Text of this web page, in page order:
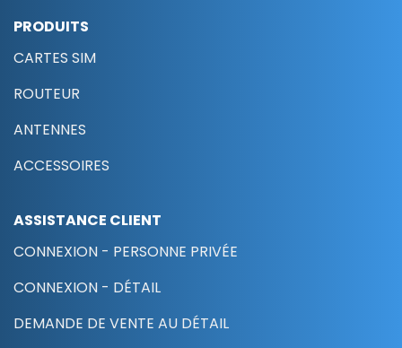
PRODUITS
CARTES SIM
ROUTEUR
ANTENNES
ACCESSOIRES
ASSISTANCE CLIENT
CONNEXION - PERSONNE PRIVÉE
CONNEXION - DÉTAIL
DEMANDE DE VENTE AU DÉTAIL